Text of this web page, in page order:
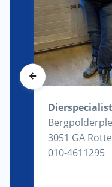
3051 GA
010-4611295